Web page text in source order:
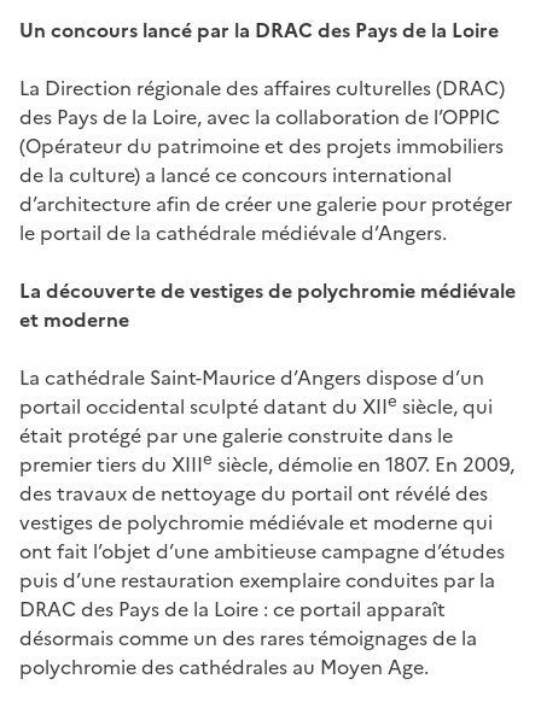
Un concours lancé par la DRAC des Pays de la Loire
La Direction régionale des affaires culturelles (DRAC)
des Pays de la Loire, avec la collaboration de l’OPPIC
(Opérateur du patrimoine et des projets immobiliers
de la culture) a lancé ce concours international
d’architecture afin de créer une galerie pour protéger
le portail de la cathédrale médiévale d’Angers.
La découverte de vestiges de polychromie médiévale
et moderne
La cathédrale Saint-Maurice d’Angers dispose d’un
portail occidental sculpté datant du XIIe siècle, qui
était protégé par une galerie construite dans le
premier tiers du XIIIe siècle, démolie en 1807. En 2009,
des travaux de nettoyage du portail ont révélé des
vestiges de polychromie médiévale et moderne qui
ont fait l’objet d’une ambitieuse campagne d’études
puis d’une restauration exemplaire conduites par la
DRAC des Pays de la Loire : ce portail apparaît
désormais comme un des rares témoignages de la
polychromie des cathédrales au Moyen Age.